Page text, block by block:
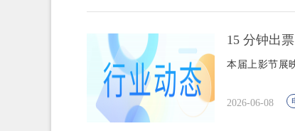
15 分钟出
本届上影节展
2026-06-08